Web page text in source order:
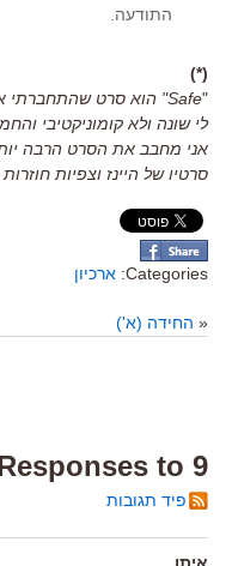
התודעה.
(*)
"
לי שונה ולא קומוניקטיבי
אני מחבב את הסרט הרבה
סרטיו של היינז וצפיות חוזרות
Categories: ארכיון
« החידה (א')
9 Responses to “החידה (ב')”
פיד תגובות